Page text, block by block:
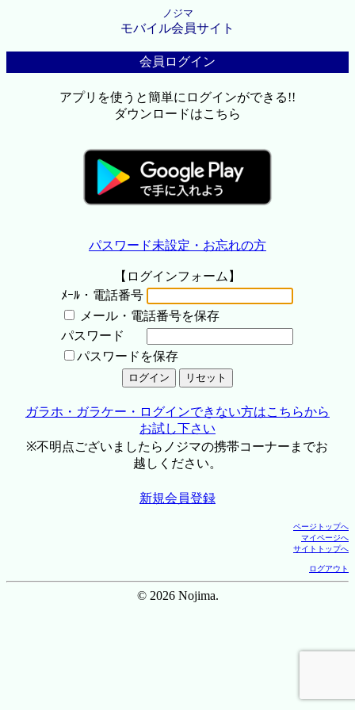
ノジマ
モバイル会員サイト
会員ログイン
アプリを使うと簡単にログインができる!!
ダウンロードはこちら
パスワード未設定・お忘れの方
【ログインフォーム】
ﾒｰﾙ・電話番号
メール・電話番号を保存
パスワード
パスワードを保存
ガラホ・ガラケー・ログインできない方はこちらから
お試し下さい
※不明点ございましたらノジマの携帯コーナーまでお
越しください。
新規会員登録
ページトップへ
マイページへ
サイトトップへ
ログアウト
© 2026 Nojima.